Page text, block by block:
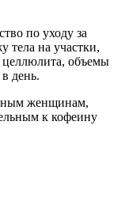
по уходу за
тела на участки,
целлюлита, объемы
день.
женщинам,
к кофеину